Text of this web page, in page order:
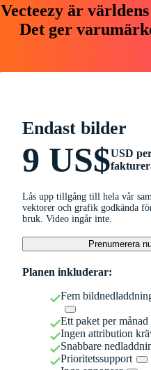
Vecteezy är
Det ger
Endast bilder
9 US$USD
Lås upp tillgång till hela vår
vektorer och grafik godkända
bruk. Video ingår inte.
Prenumerera
Planen inkluderar:
Fem
Ett paket per månad
Ingen attribution
Snabbare
Prioritetssupport